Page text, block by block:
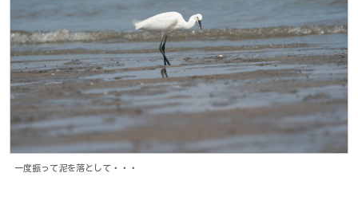
一度振って泥を落として・・・